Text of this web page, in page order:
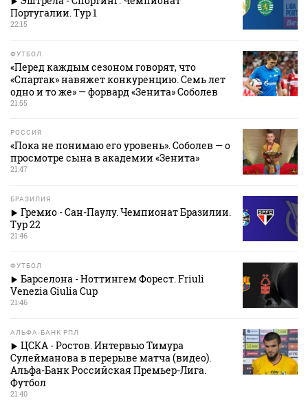
Португалии. Тур 1
22:15
ФУТБОЛ
«Перед каждым сезоном говорят, что
«Спартак» навяжет конкуренцию. Семь лет
одно и то же» — форвард «Зенита» Соболев
21:55
РОССИЯ
«Пока не понимаю его уровень». Соболев — о
просмотре сына в академии «Зенита»
21:47
БРАЗИЛИЯ
Гремио - Сан-Паулу. Чемпионат Бразилии.
Тур 22
21:46
ФУТБОЛ
Барселона - Ноттингем Форест. Friuli
Venezia Giulia Cup
21:46
АЛЬФА-БАНК РПЛ
ЦСКА - Ростов. Интервью Тимура
Сулейманова в перерыве матча (видео).
Альфа-Банк Российская Премьер-Лига.
Футбол
21:40